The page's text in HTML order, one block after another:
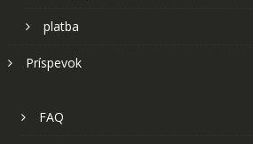
platba
Príspevok
FAQ